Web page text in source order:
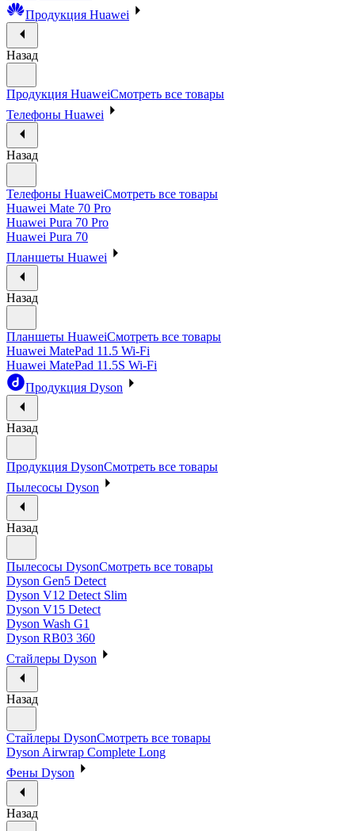
Продукция Huawei
Назад
Продукция HuaweiСмотреть все товары
Телефоны Huawei
Назад
Телефоны HuaweiСмотреть все товары
Huawei Mate 70 Pro
Huawei Pura 70 Pro
Huawei Pura 70
Планшеты Huawei
Назад
Планшеты HuaweiСмотреть все товары
Huawei MatePad 11.5 Wi-Fi
Huawei MatePad 11.5S Wi-Fi
Продукция Dyson
Назад
Продукция DysonСмотреть все товары
Пылесосы Dyson
Назад
Пылесосы DysonСмотреть все товары
Dyson Gen5 Detect
Dyson V12 Detect Slim
Dyson V15 Detect
Dyson Wash G1
Dyson RB03 360
Стайлеры Dyson
Назад
Стайлеры DysonСмотреть все товары
Dyson Airwrap Complete Long
Фены Dyson
Назад